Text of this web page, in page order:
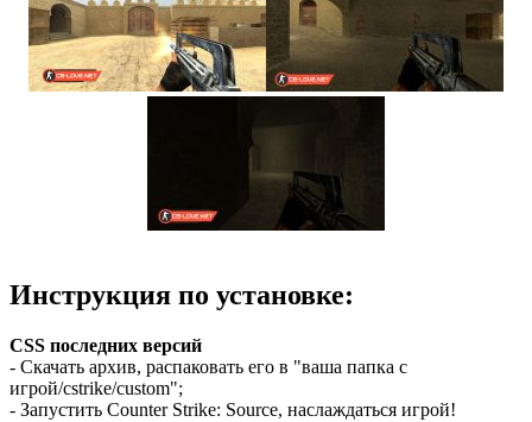
Инструкция по установке:
CSS последних версий
- Скачать архив, распаковать его в "ваша папка с
игрой/cstrike/custom";
- Запустить Counter Strike: Source, наслаждаться игрой!